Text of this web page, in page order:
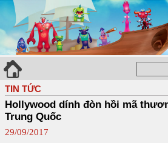
TIN TỨC
Hollywood dính đòn hồi mã
Trung Quốc
29/09/2017